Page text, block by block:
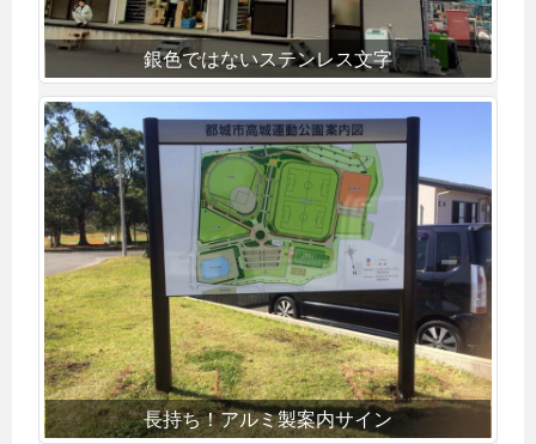
銀色ではないステンレス文字
長持ち！アルミ製案内サイン